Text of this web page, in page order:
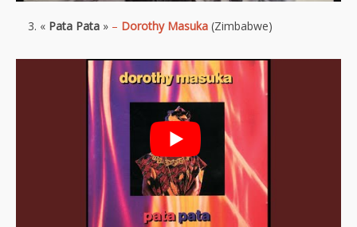
« Pata Pata » – Dorothy Masuka (Zimbabwe)